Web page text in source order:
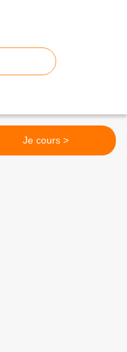
Je cours >